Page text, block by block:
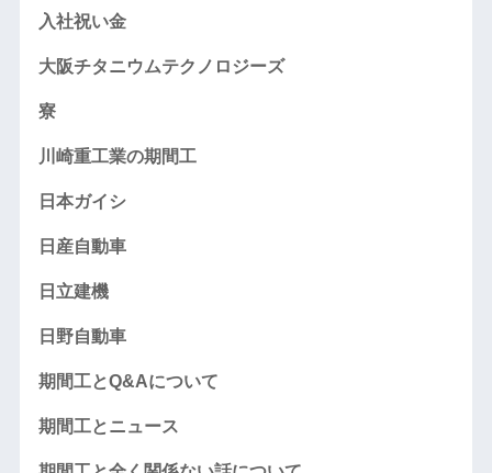
入社祝い金
大阪チタニウムテクノロジーズ
寮
川崎重工業の期間工
日本ガイシ
日産自動車
日立建機
日野自動車
期間工とQ&Aについて
期間工とニュース